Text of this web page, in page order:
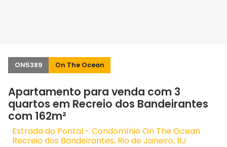
ON5389 On The Ocean
Apartamento para venda com 3
quartos em Recreio dos Bandeirantes
com 162m²
Estrada do Pontal - Condomínio On The Ocean
Recreio dos Bandeirantes, Rio de Janeiro, RJ